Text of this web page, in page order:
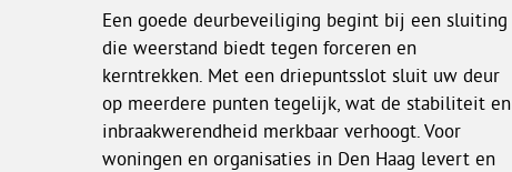
Een goede deurbeveiliging begint bij een sluiting
die weerstand biedt tegen forceren en
kerntrekken. Met een driepuntsslot sluit uw deur
op meerdere punten tegelijk, wat de stabiliteit en
inbraakwerendheid merkbaar verhoogt. Voor
woningen en organisaties in Den Haag levert en